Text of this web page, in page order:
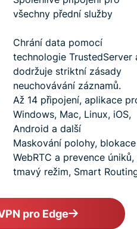
všechny přední služby
Chrání data pomocí
technologie TrustedServer
dodržuje striktní zásady
neuchovávání záznamů.
Až 14 připojení, aplikace
Windows, Mac, Linux, iOS,
Android a další
Maskování polohy, blokace
WebRTC a prevence úniků,
tmavý režim, Smart
pro Edge